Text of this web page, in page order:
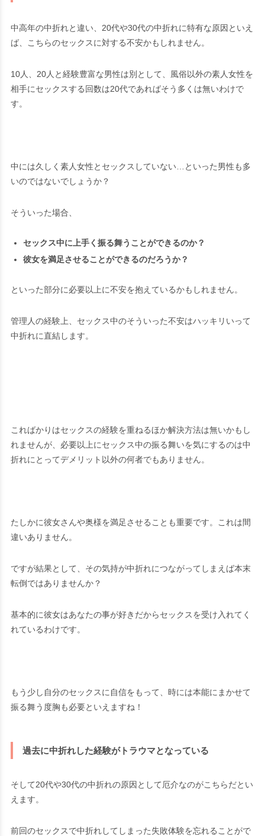
中高年の中折れと違い、20代や30代の中折れに特有な原因といえ
ば、こちらのセックスに対する不安かもしれません。
10人、20人と経験豊富な男性は別として、風俗以外の素人女性を
相手にセックスする回数は20代であればそう多くは無いわけで
す。
中には久しく素人女性とセックスしていない…といった男性も多
いのではないでしょうか？
そういった場合、
セックス中に上手く振る舞うことができるのか？
彼女を満足させることができるのだろうか？
といった部分に必要以上に不安を抱えているかもしれません。
管理人の経験上、セックス中のそういった不安はハッキリいって
中折れに直結します。
こればかりはセックスの経験を重ねるほか解決方法は無いかもし
れませんが、必要以上にセックス中の振る舞いを気にするのは中
折れにとってデメリット以外の何者でもありません。
たしかに彼女さんや奥様を満足させることも重要です。これは間
違いありません。
ですが結果として、その気持が中折れにつながってしまえば本末
転倒ではありませんか？
基本的に彼女はあなたの事が好きだからセックスを受け入れてく
れているわけです。
もう少し自分のセックスに自信をもって、時には本能にまかせて
振る舞う度胸も必要といえますね！
過去に中折れした経験がトラウマとなっている
そして20代や30代の中折れの原因として厄介なのがこちらだとい
えます。
前回のセックスで中折れしてしまった失敗体験を忘れることがで